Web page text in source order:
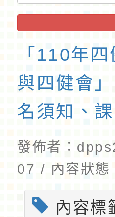
「110年
與四健會
名須知、
發佈者：
07 / 內容狀態
內容標